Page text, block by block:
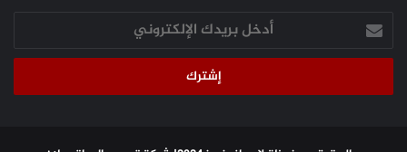
أدخل
بريدك
الإلكتروني